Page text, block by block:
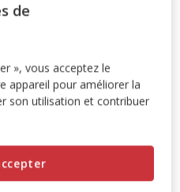
50% appliquée sur ce produit
de
», vous acceptez le
appareil pour améliorer la
son utilisation et contribuer